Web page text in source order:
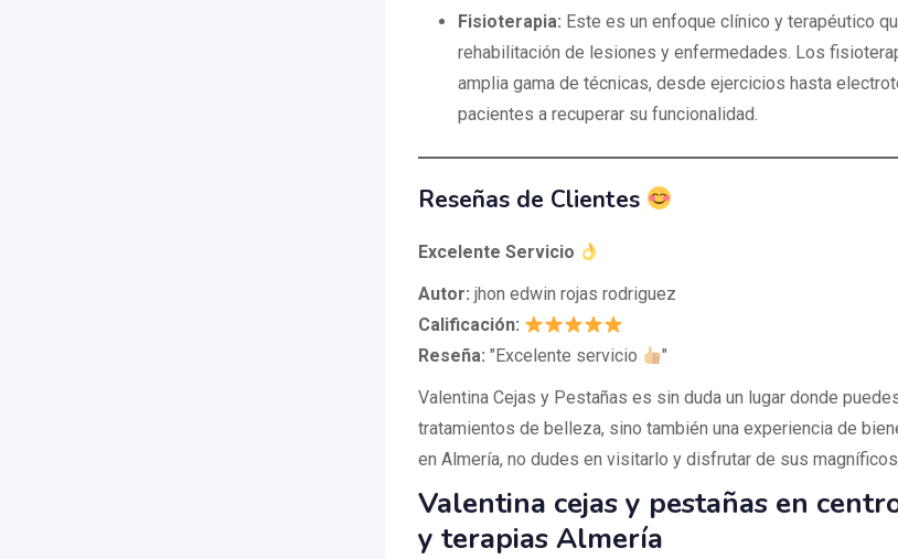
Fisioterapia: Este es un enfoque clínico y terapéutico
rehabilitación de lesiones y enfermedades. Los
amplia gama de técnicas, desde ejercicios hasta
pacientes a recuperar su funcionalidad.
Reseñas de Clientes
Excelente Servicio
Autor: jhon edwin rojas rodriguez
Calificación:
Reseña: "Excelente servicio
"
Valentina Cejas y Pestañas es sin duda un lugar donde
tratamientos de belleza, sino también una experiencia de
en Almería, no dudes en visitarlo y disfrutar de sus
Valentina cejas y pestañas en
y terapias Almería